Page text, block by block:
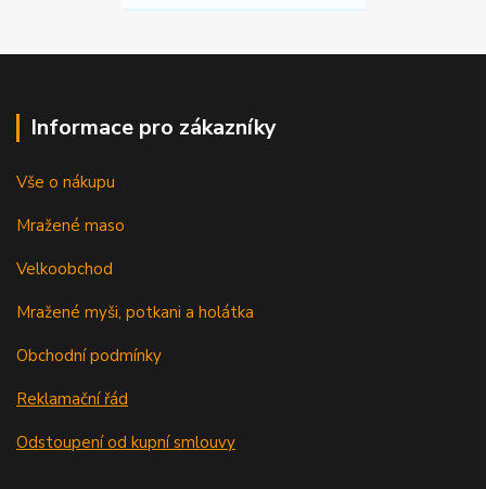
Informace pro zákazníky
Vše o nákupu
Mražené maso
Velkoobchod
Mražené myši, potkani a holátka
Obchodní podmínky
Reklamační řád
Odstoupení od kupní smlouvy